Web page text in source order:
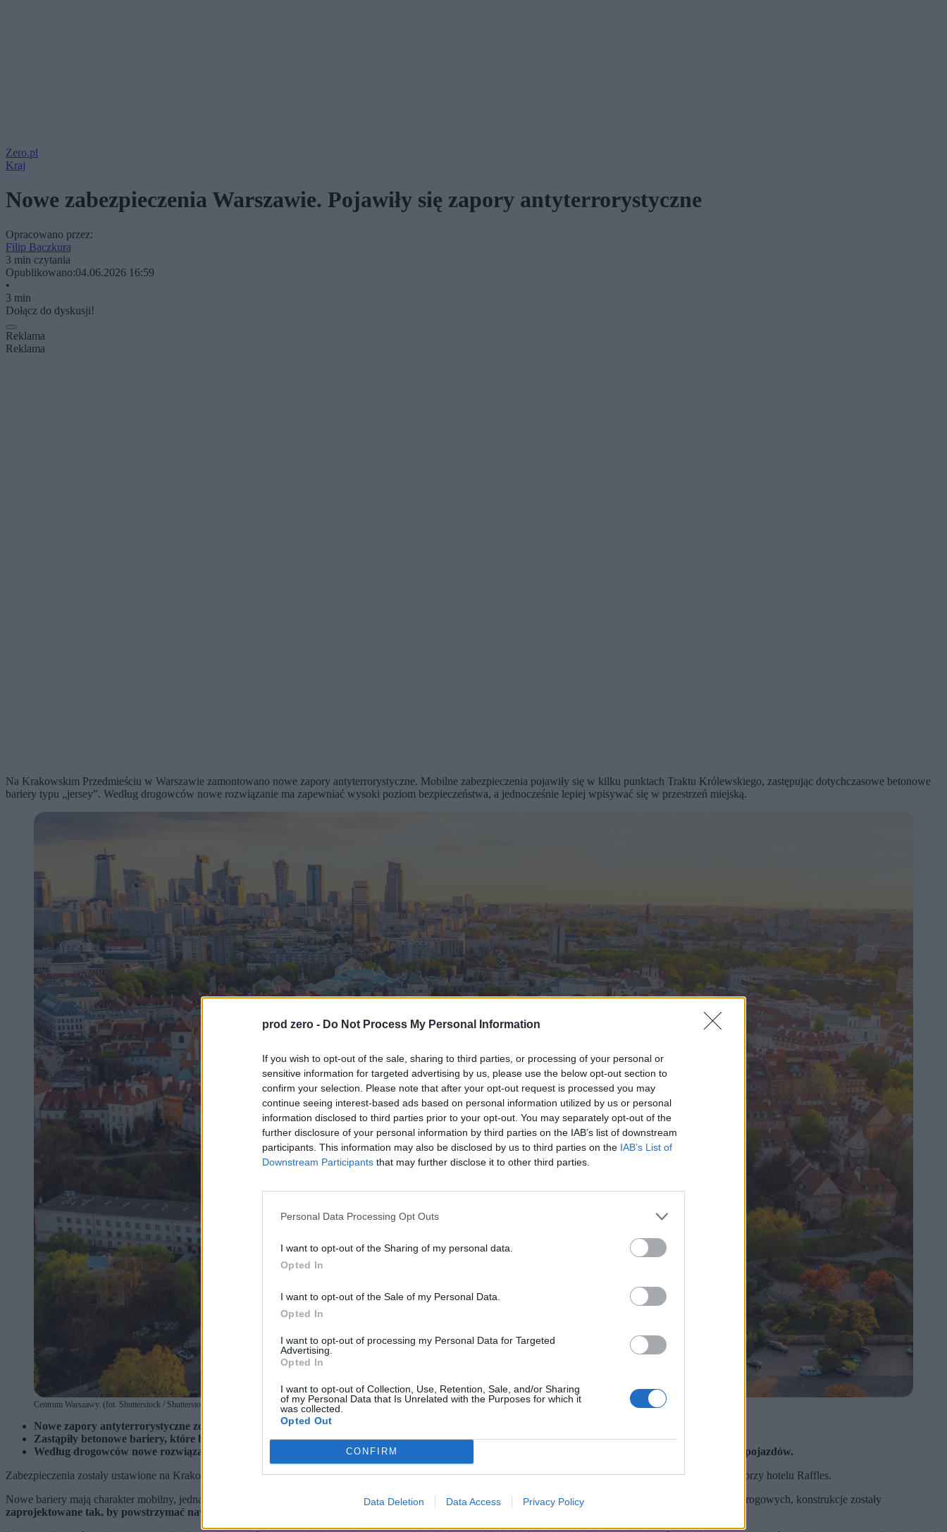
prod zero - Do Not Process My Personal Information
If you wish to opt-out of the sale, sharing to third parties, or processing of your personal or
sensitive information for targeted advertising by us, please use the below opt-out section to
confirm your selection. Please note that after your opt-out request is processed you may
continue seeing interest-based ads based on personal information utilized by us or personal
information disclosed to third parties prior to your opt-out. You may separately opt-out of the
further disclosure of your personal information by third parties on the IAB’s list of downstream
participants. This information may also be disclosed by us to third parties on the IAB’s List of
Downstream Participants that may further disclose it to other third parties.
Personal Data Processing Opt Outs
I want to opt-out of the Sharing of my personal data.
Opted In
I want to opt-out of the Sale of my Personal Data.
Opted In
I want to opt-out of processing my Personal Data for Targeted
Advertising.
Opted In
I want to opt-out of Collection, Use, Retention, Sale, and/or Sharing
of my Personal Data that Is Unrelated with the Purposes for which it
was collected.
Opted Out
CONFIRM
Data Deletion Data Access Privacy Policy
Zero.pl
Kraj
Nowe zabezpieczenia Warszawie. Pojawiły się zapory antyterrorystyczne
Opracowano przez:
Filip Baczkura
3 min czytania
Opublikowano:04.06.2026 16:59
•
3 min
Dołącz do dyskusji!
Reklama
Reklama
Na Krakowskim Przedmieściu w Warszawie zamontowano nowe zapory antyterrorystyczne. Mobilne zabezpieczenia pojawiły się w kilku punktach Traktu Królewskiego, zastępując dotychczasowe betonowe
bariery typu „jersey”. Według drogowców nowe rozwiązanie ma zapewniać wysoki poziom bezpieczeństwa, a jednocześnie lepiej wpisywać się w przestrzeń miejską.
Centrum Warszawy. (fot. Shutterstock / Shutterstock)
Nowe zapory antyterrorystyczne zostały zamontowane w kluczowych punktach Traktu Królewskiego w Warszawie.
Zastąpiły betonowe bariery, które były wykorzystywane do zabezpieczania deptaka od kilku lat.
Według drogowców nowe rozwiązanie jest łatwiejsze w obsłudze, bardziej estetyczne i zapewnia skuteczną ochronę przed nieuprawnionym wjazdem pojazdów.
Zabezpieczenia zostały ustawione na Krakowskim Przedmieściu, w rejonie skrzyżowania z Nowym Światem, a także przy wjazdach od ulicy Karowej oraz parkingu przy hotelu Raffles.
Nowe bariery mają charakter mobilny, jednak po rozłożeniu tworzą skuteczną przeszkodę dla pojazdów. Jak podkreślali wcześniej przedstawiciele stołecznych służb drogowych, konstrukcje zostały
zaprojektowane tak, by powstrzymać nawet rozpędzony samochód.